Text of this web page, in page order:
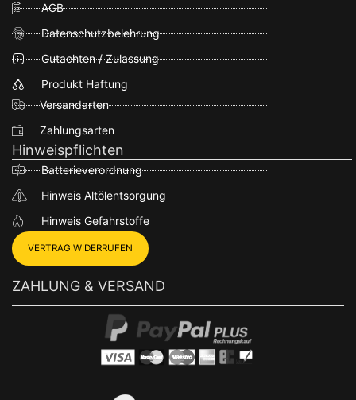
AGB
Datenschutzbelehrung
Gutachten / Zulassung
Produkt Haftung
Versandarten
Zahlungsarten
Hinweispflichten
Batterieverordnung
Hinweis Altölentsorgung
Hinweis Gefahrstoffe
VERTRAG WIDERRUFEN
ZAHLUNG & VERSAND